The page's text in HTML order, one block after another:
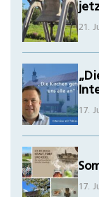
21.
17.
17.